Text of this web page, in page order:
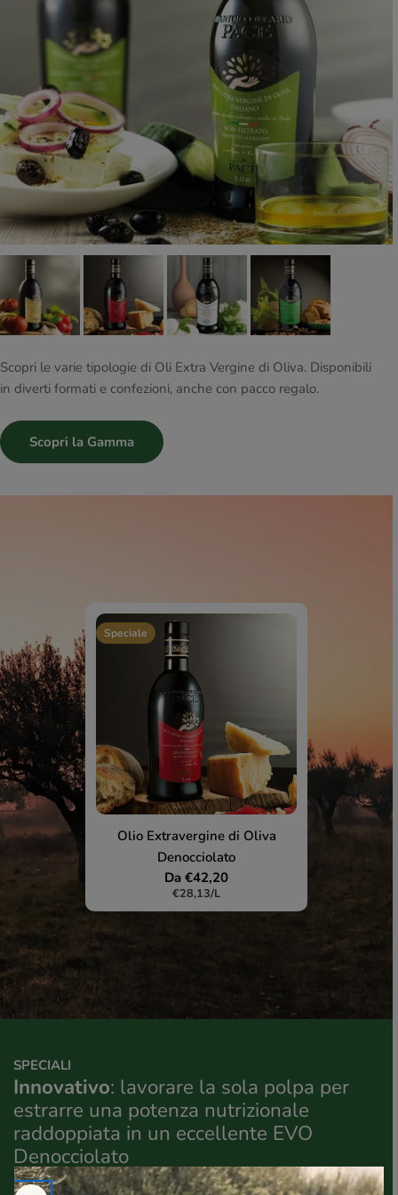
Scopri le varie tipologie di Oli Extra Vergine di Oliva. Disponibili
in diverti formati e confezioni, anche con pacco regalo.
Scopri la Gamma
Speciale
Olio Extravergine di Oliva
Denocciolato
Prezzo
normale
Da €42,20
PREZZO
€28,13/PER
L
SPECIALI
Innovativo: lavorare la sola polpa per
estrarre una potenza nutrizionale
raddoppiata in un eccellente EVO
Denocciolato
1/2